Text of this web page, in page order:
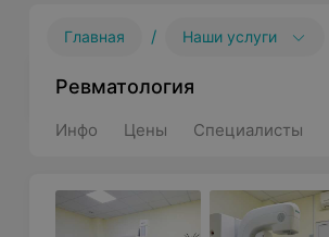
Главная / Наши услуги
Ревматология
Инфо Цены Специалисты